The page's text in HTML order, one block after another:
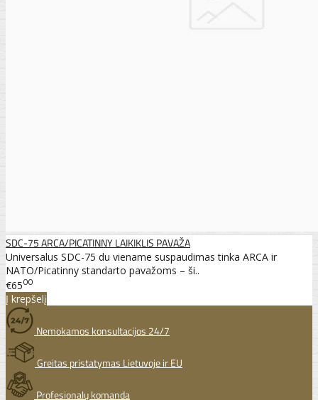
SDC-75 ARCA/PICATINNY LAIKIKLIS PAVAŽA
Universalus SDC-75 du viename suspaudimas tinka ARCA ir
NATO/Picatinny standarto pavažoms – ši..
€6500
Į krepšelį
Nemokamos konsultacijos 24/7
Greitas pristatymas Lietuvoje ir EU
Profesionalų komanda